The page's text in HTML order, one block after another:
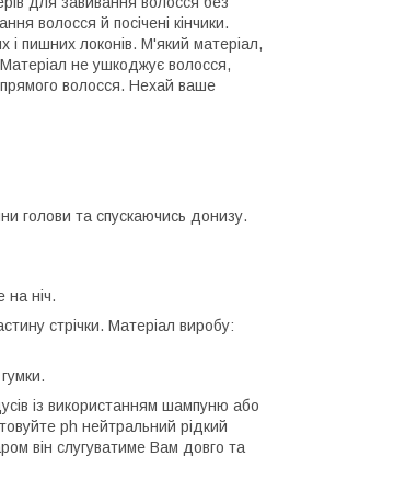
волосся й посічені кінчики.
пишних локонів. М'який матеріал,
не ушкоджує волосся,
волосся. Нехай ваше
голови та спускаючись донизу.
на ніч.
стрічки. Матеріал виробу:
із використанням шампуню або
ph нейтральний рідкий
він слугуватиме Вам довго та